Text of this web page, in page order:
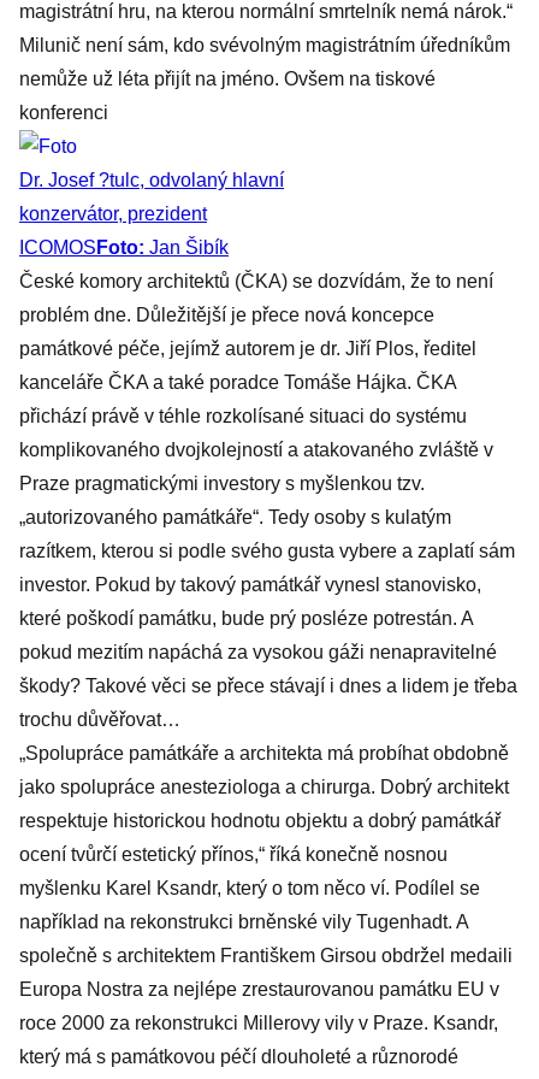
magistrátní hru, na kterou normální smrtelník nemá nárok.“
Milunič není sám, kdo svévolným magistrátním úředníkům
nemůže už léta přijít na jméno. Ovšem na tiskové
konferenci
Dr. Josef ?tulc, odvolaný hlavní
konzervátor, prezident
ICOMOS Foto: Jan Šibík
České komory architektů (ČKA) se dozvídám, že to není
problém dne. Důležitější je přece nová koncepce
památkové péče, jejímž autorem je dr. Jiří Plos, ředitel
kanceláře ČKA a také poradce Tomáše Hájka. ČKA
přichází právě v téhle rozkolísané situaci do systému
komplikovaného dvojkolejností a atakovaného zvláště v
Praze pragmatickými investory s myšlenkou tzv.
„autorizovaného památkáře“. Tedy osoby s kulatým
razítkem, kterou si podle svého gusta vybere a zaplatí sám
investor. Pokud by takový památkář vynesl stanovisko,
které poškodí památku, bude prý posléze potrestán. A
pokud mezitím napáchá za vysokou gáži nenapravitelné
škody? Takové věci se přece stávají i dnes a lidem je třeba
trochu důvěřovat…
„Spolupráce památkáře a architekta má probíhat obdobně
jako spolupráce anesteziologa a chirurga. Dobrý architekt
respektuje historickou hodnotu objektu a dobrý památkář
ocení tvůrčí estetický přínos,“ říká konečně nosnou
myšlenku Karel Ksandr, který o tom něco ví. Podílel se
například na rekonstrukci brněnské vily Tugenhadt. A
společně s architektem Františkem Girsou obdržel medaili
Europa Nostra za nejlépe zrestaurovanou památku EU v
roce 2000 za rekonstrukci Millerovy vily v Praze. Ksandr,
který má s památkovou péčí dlouholeté a různorodé